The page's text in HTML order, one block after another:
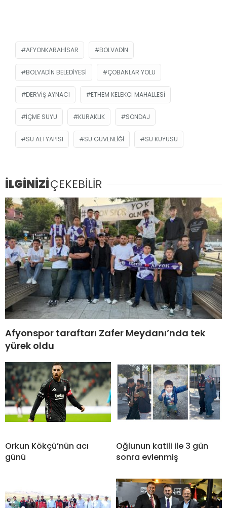
AFYONKARAHISAR BOLVADIN
BOLVADIN BELEDIYESI ÇOBANLAR YOLU
DERVIŞ AYNACI ETHEM KELEKÇI MAHALLESI
IÇME SUYU KURAKLIK SONDAJ
SU ALTYAPISI SU GÜVENLIĞI SU KUYUSU
İLGİNİZİÇEKEBİLİR
Afyonspor taraftarı Zafer Meydanı’nda tek
yürek oldu
Orkun Kökçü’nün acı
günü
Oğlunun katili ile 3 gün
sonra evlenmiş